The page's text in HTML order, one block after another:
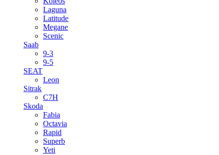
Laguna
Latitude
Megane
Scenic
Saab
9-3
9-5
SEAT
Leon
Sitrak
C7H
Skoda
Fabia
Octavia
Rapid
Superb
Yeti